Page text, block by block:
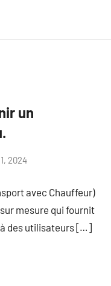
un
2024
avec Chauffeur)
mesure qui fournit
des utilisateurs […]